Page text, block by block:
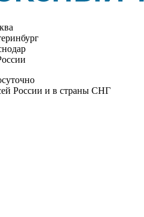
России и в страны СНГ